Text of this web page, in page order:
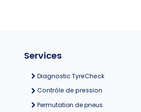
Services
Diagnostic TyreCheck
Contrôle de pression
Permutation de pneus